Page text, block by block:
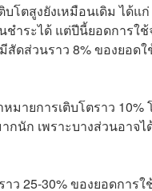
โตสูงยังเหมือนเดิม ได้แ
ชำระได้ แต่ปีนี้ยอดการใ
ดส่วนราว 8% ของยอด
ายการเติบโตราว
นัก เพราะบางส่วนอาจ
25-30% ของยอดการ